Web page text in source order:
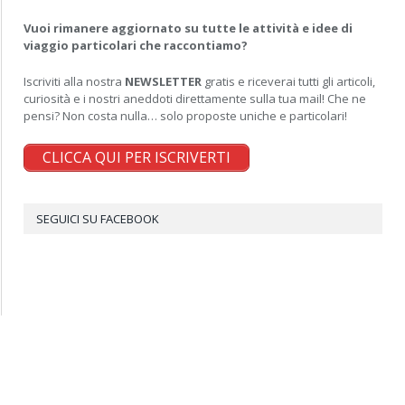
Vuoi rimanere aggiornato su tutte le attività e idee di
viaggio particolari che raccontiamo?
Iscriviti alla nostra NEWSLETTER gratis e riceverai tutti gli articoli,
curiosità e i nostri aneddoti direttamente sulla tua mail! Che ne
pensi? Non costa nulla… solo proposte uniche e particolari!
CLICCA QUI PER ISCRIVERTI
SEGUICI SU FACEBOOK